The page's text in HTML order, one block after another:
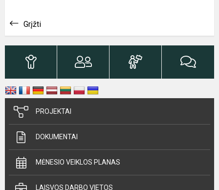
Grįžti
PROJEKTAI
DOKUMENTAI
MĖNESIO VEIKLOS PLANAS
LAISVOS DARBO VIETOS